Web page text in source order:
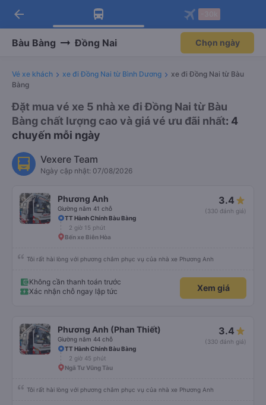
Tải app Vexere ngay!
Nhận ưu đãi thành viên độc
Mở app
Tải app Vexere
-30k/ghế khi đặt vé máy bay qua
Mở app
arrow_back
Bàu Bàng Đồng Nai Chọn ngày
Vé xe khách xe đi Đồng Nai từ Bình Dương
xe đi Đồng Nai từ Bàu
Bàng
Đặt mua vé xe 5 nhà xe đi Đồng Nai từ Bàu
Bàng chất lượng cao và giá vé ưu đãi nhất: 4
chuyến mỗi ngày
Vexere Team
Ngày cập nhật: 07/08/2026
Phương Anh
Giường nằm 41 chỗ
3.4
(330 đánh giá)
TT Hành Chính Bàu Bàng
2 giờ 15 phút
Bến xe Biên Hòa
Tôi rất hài lòng với phương châm phục vụ của nhà xe Phương Anh
Không cần thanh toán trước
Xác nhận chỗ ngay lập tức
Xem giá
Phương Anh (Phan Thiết)
Giường nằm 44 chỗ
3.4
(330 đánh giá)
TT Hành Chính Bàu Bàng
2 giờ 45 phút
Ngã Tư Vũng Tàu
Tôi rất hài lòng với phương châm phục vụ của nhà xe Phương Anh